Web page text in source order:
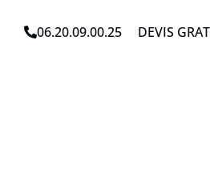
06.20.09.00.25 DEVIS